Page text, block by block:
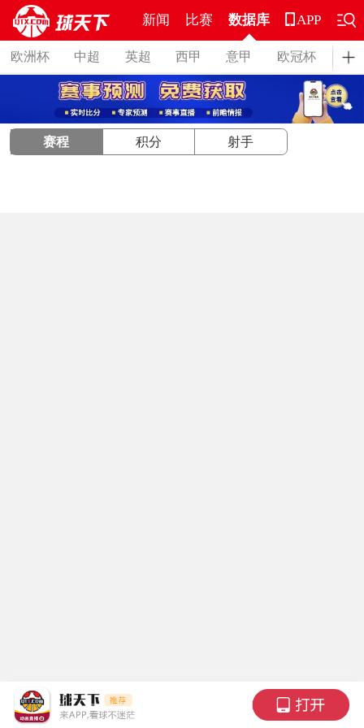
新闻 比赛 数据库
欧洲杯 中超 英超 西甲 意甲 欧冠杯 德
APP
赛程 积分 射手